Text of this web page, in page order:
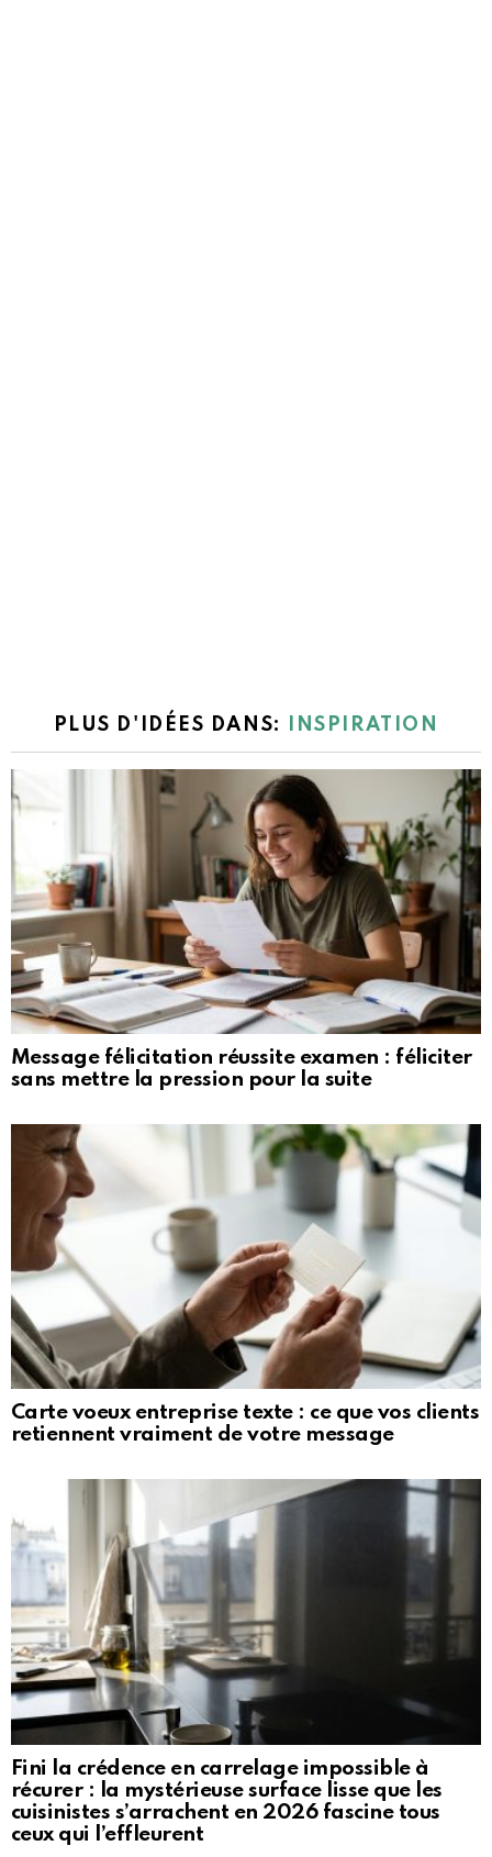
PLUS D'IDÉES DANS: INSPIRATION
Message félicitation réussite examen : féliciter
sans mettre la pression pour la suite
Carte voeux entreprise texte : ce que vos clients
retiennent vraiment de votre message
Fini la crédence en carrelage impossible à
récurer : la mystérieuse surface lisse que les
cuisinistes s’arrachent en 2026 fascine tous
ceux qui l’effleurent